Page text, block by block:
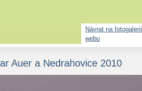
Návrat na fotogalerii
webu
Auer a Nedrahovice 2010